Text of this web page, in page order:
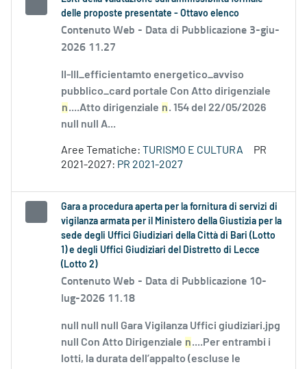
delle proposte presentate - Ottavo elenco
Contenuto Web - Data di Pubblicazione 3-giu-
2026 11.27
II-III_efficientamto energetico_avviso
pubblico_card portale Con Atto dirigenziale
n....Atto dirigenziale n. 154 del 22/05/2026
null null A...
Aree Tematiche: TURISMO E CULTURA
PR
2021-2027: PR 2021-2027
Gara a procedura aperta per la fornitura di servizi di
vigilanza armata per il Ministero della Giustizia per la
sede degli Uffici Giudiziari della Città di Bari (Lotto
1) e degli Uffici Giudiziari del Distretto di Lecce
(Lotto 2)
Contenuto Web - Data di Pubblicazione 10-
lug-2026 11.18
null null null Gara Vigilanza Uffici giudiziari.jpg
null Con Atto Dirigenziale n....Per entrambi i
lotti, la durata dell’appalto (escluse le